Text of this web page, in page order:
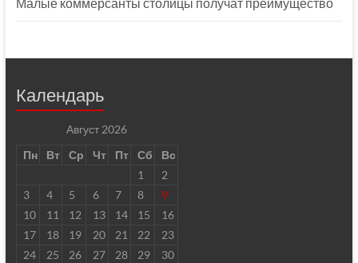
Малые коммерсанты столицы получат преимущество
Календарь
Август 2026
Пн
Вт Ср Чт Пт Сб
Вс
1
2
3
4 5 6 7 8
9
10
11 12 13 14 15
16
17
18 19 20 21 22
23
24
25 26 27 28 29
30